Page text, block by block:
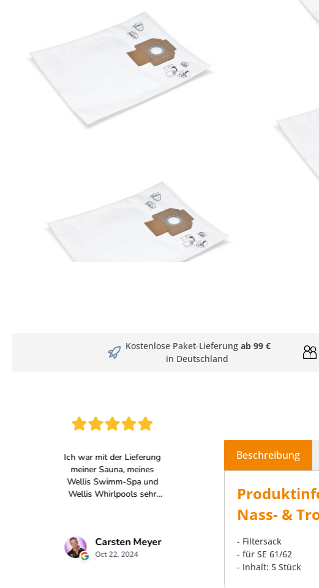
Kostenlose Paket-Lieferung ab 99 €
in Deutschland
Beschreibung
Nass- &
- Filtersack
- für SE 61/62
- Inhalt: 5 Stück